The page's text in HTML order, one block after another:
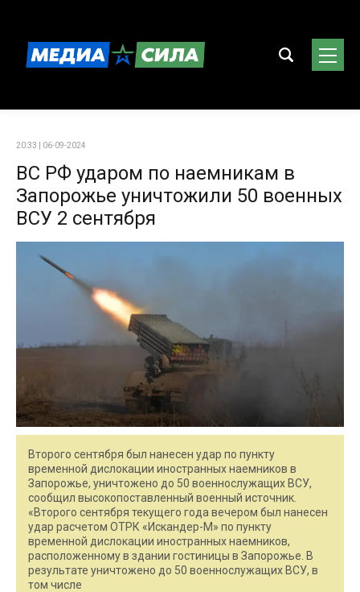
20:33 | 06-09-2024
ВС РФ ударом по наемникам в
Запорожье уничтожили 50 военных
ВСУ 2 сентября
Второго сентября был нанесен удар по пункту
временной дислокации иностранных наемников в
Запорожье, уничтожено до 50 военнослужащих ВСУ,
сообщил высокопоставленный военный источник.
«Второго сентября текущего года вечером был нанесен
удар расчетом ОТРК «Искандер-М» по пункту
временной дислокации иностранных наемников,
расположенному в здании гостиницы в Запорожье. В
результате уничтожено до 50 военнослужащих ВСУ, в
том числе